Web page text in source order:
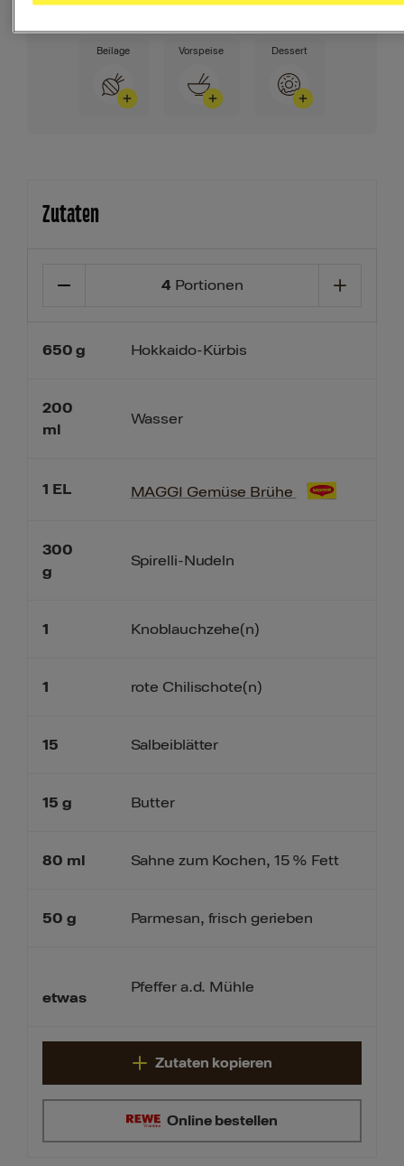
Beilage Vorspeise Dessert
Zutaten
4Portionen
650 g
200
ml
1 EL
300
g
1
1
15
15 g
80 ml
50 g
etwas
Hokkaido-Kürbis
Wasser
MAGGI Gemüse Brühe
Spirelli-Nudeln
Knoblauchzehe(n)
rote Chilischote(n)
Salbeiblätter
Butter
Sahne zum Kochen, 15 % Fett
Parmesan, frisch gerieben
Pfeffer a.d. Mühle
Online bestellen
Zutaten kopieren